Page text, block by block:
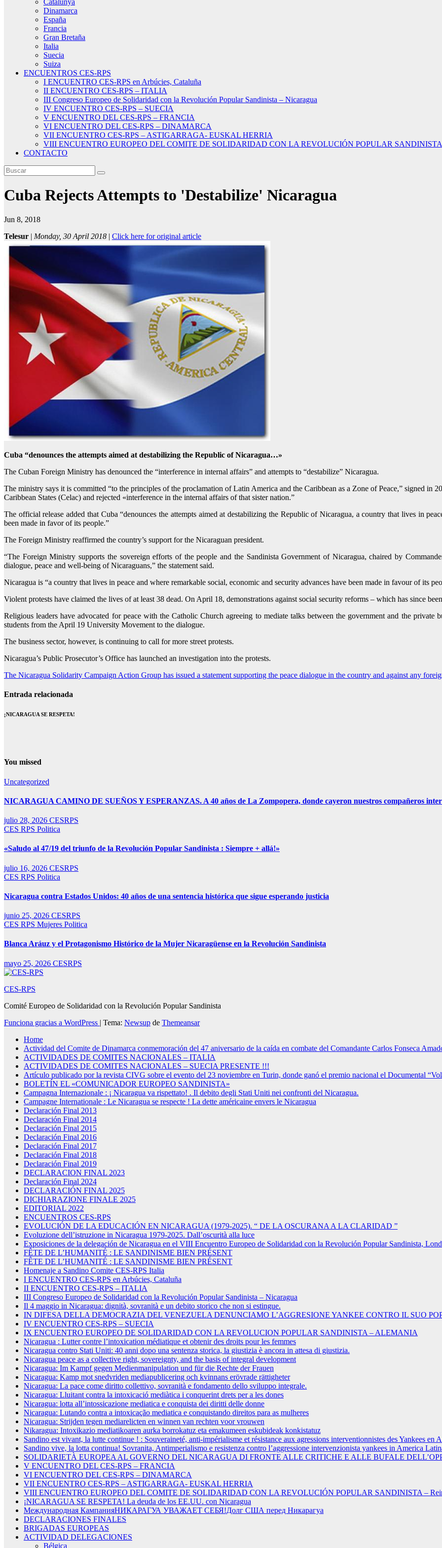
Catalunya
Dinamarca
España
Francia
Gran Bretaña
Italia
Suecia
Suiza
ENCUENTROS CES-RPS
I ENCUENTRO CES-RPS en Arbúcies, Cataluña
II ENCUENTRO CES-RPS – ITALIA
III Congreso Europeo de Solidaridad con la Revolución Popular Sandinista – Nicaragua
IV ENCUENTRO CES-RPS – SUECIA
V ENCUENTRO DEL CES-RPS – FRANCIA
VI ENCUENTRO DEL CES-RPS – DINAMARCA
VII ENCUENTRO CES-RPS – ASTIGARRAGA- EUSKAL HERRIA
VIII ENCUENTRO EUROPEO DEL COMITE DE SOLIDARIDAD CON LA REVOLUCIÓN POPULAR SANDINISTA
CONTACTO
Cuba Rejects Attempts to 'Destabilize' Nicaragua
Jun 8, 2018
Telesur | Monday, 30 April 2018 | Click here for original article
Cuba “denounces the attempts aimed at destabilizing the Republic of Nicaragua…»
The Cuban Foreign Ministry has denounced the “interference in internal affairs” and attempts to “destabilize” Nicaragua.
The ministry says it is committed “to the principles of the proclamation of Latin America and the Caribbean as a Zone of Peace,” signed in
Caribbean States (Celac) and rejected «interference in the internal affairs of that sister nation.”
The official release added that Cuba “denounces the attempts aimed at destabilizing the Republic of Nicaragua, a country that lives in
been made in favor of its people.”
The Foreign Ministry reaffirmed the country’s support for the Nicaraguan president.
“The Foreign Ministry supports the sovereign efforts of the people and the Sandinista Government of Nicaragua, chaired by
dialogue, peace and well-being of Nicaraguans,” the statement said.
Nicaragua is “a country that lives in peace and where remarkable social, economic and security advances have been made in favour of its
Violent protests have claimed the lives of at least 38 dead. On April 18, demonstrations against social security reforms – which has since
Religious leaders have advocated for peace with the Catholic Church agreeing to mediate talks between the government and the private
students from the April 19 University Movement to the dialogue.
The business sector, however, is continuing to call for more street protests.
Nicaragua’s Public Prosecutor’s Office has launched an investigation into the protests.
The Nicaragua Solidarity Campaign Action Group has issued a statement supporting the peace dialogue in the country and against any
Entrada relacionada
¡NICARAGUA SE RESPETA!
You missed
Uncategorized
NICARAGUA CAMINO DE SUEÑOS Y ESPERANZAS. A 40 años de La Zompopera, donde cayeron nuestros compañeros
julio 28, 2026 CESRPS
CES RPS Politica
«Saludo al 47/19 del triunfo de la Revolución Popular Sandinista : Siempre + allá!»
julio 16, 2026 CESRPS
CES RPS Politica
Nicaragua contra Estados Unidos: 40 años de una sentencia histórica que sigue esperando justicia
junio 25, 2026 CESRPS
CES RPS Mujeres Politica
Blanca Aráuz y el Protagonismo Histórico de la Mujer Nicaragüense en la Revolución Sandinista
mayo 25, 2026 CESRPS
CES-RPS
Comité Europeo de Solidaridad con la Revolución Popular Sandinista
Funciona gracias a WordPress | Tema: Newsup de Themeansar
Home
Actividad del Comite de Dinamarca conmemoración del 47 aniversario de la caída en combate del Comandante Carlos Fonseca
ACTIVIDADES DE COMITES NACIONALES – ITALIA
ACTIVIDADES DE COMITES NACIONALES – SUECIA PRESENTE !!!
Artículo publicado por la revista CIVG sobre el evento del 23 noviembre en Turin, donde ganó el premio nacional el Documental
BOLETÍN EL «COMUNICADOR EUROPEO SANDINISTA»
Campagna Internazionale : ¡ Nicaragua va rispettato! . Il debito degli Stati Uniti nei confronti del Nicaragua.
Campagne Internationale : Le Nicaragua se respecte ! La dette américaine envers le Nicaragua
Declaración Final 2013
Declaración Final 2014
Declaración Final 2015
Declaración Final 2016
Declaración Final 2017
Declaración Final 2018
Declaración Final 2019
DECLARACION FINAL 2023
Declaración Final 2024
DECLARACIÓN FINAL 2025
DICHIARAZIONE FINALE 2025
EDITORIAL 2022
ENCUENTROS CES-RPS
EVOLUCIÓN DE LA EDUCACIÓN EN NICARAGUA (1979-2025). “ DE LA OSCURANA A LA CLARIDAD ”
Evoluzione dell’istruzione in Nicaragua 1979-2025. Dall’oscurità alla luce
Exposiciones de la delegación de Nicaragua en el VIII Encuentro Europeo de Solidaridad con la Revolución Popular Sandinista,
FÊTE DE L’HUMANITÉ : LE SANDINISME BIEN PRÉSENT
FÊTE DE L’HUMANITÉ : LE SANDINISME BIEN PRÉSENT
Homenaje a Sandino Comite CES-RPS Italia
I ENCUENTRO CES-RPS en Arbúcies, Cataluña
II ENCUENTRO CES-RPS – ITALIA
III Congreso Europeo de Solidaridad con la Revolución Popular Sandinista – Nicaragua
Il 4 maggio in Nicaragua: dignità, sovranità e un debito storico che non si estingue.
IN DIFESA DELLA DEMOCRAZIA DEL VENEZUELA DENUNCIAMO L’AGGRESIONE YANKEE CONTRO IL SUO
IV ENCUENTRO CES-RPS – SUECIA
IX ENCUENTRO EUROPEO DE SOLIDARIDAD CON LA REVOLUCION POPULAR SANDINISTA – ALEMANIA
Nicaragua : Lutter contre l’intoxication médiatique et obtenir des droits pour les femmes
Nicaragua contro Stati Uniti: 40 anni dopo una sentenza storica, la giustizia è ancora in attesa di giustizia.
Nicaragua peace as a collective right, sovereignty, and the basis of integral development
Nicaragua: Im Kampf gegen Medienmanipulation und für die Rechte der Frauen
Nicaragua: Kamp mot snedvriden mediapublicering och kvinnans erövrade rättigheter
Nicaragua: La pace come diritto collettivo, sovranità e fondamento dello sviluppo integrale.
Nicaragua: Lluitant contra la intoxicació mediàtica i conquerint drets per a les dones
Nicaragua: lotta all’intossicazione mediatica e conquista dei diritti delle donne
Nicaragua: Lutando contra a intoxicação mediatica e conquistando direitos para as mulheres
Nicaragua: Strijden tegen mediarelicten en winnen van rechten voor vrouwen
Nikaragua: Intoxikazio mediatikoaren aurka borrokatuz eta emakumeen eskubideak konkistatuz
Sandino est vivant, la lutte continue ! : Souveraineté, anti-impérialisme et résistance aux agressions interventionnistes des Yankees en
Sandino vive, la lotta continua! Sovranita, Antimperialismo e resistenza contro l’aggressione intervenzionista yankees in America
SOLIDARIETÀ EUROPEA AL GOVERNO DEL NICARAGUA DI FRONTE ALLE CRITICHE E ALLE BUFALE
V ENCUENTRO DEL CES-RPS – FRANCIA
VI ENCUENTRO DEL CES-RPS – DINAMARCA
VII ENCUENTRO CES-RPS – ASTIGARRAGA- EUSKAL HERRIA
VIII ENCUENTRO EUROPEO DEL COMITE DE SOLIDARIDAD CON LA REVOLUCIÓN POPULAR SANDINISTA –
¡NICARAGUA SE RESPETA! La deuda de los EE.UU. con Nicaragua
Международная КампанияНИКАРАГУА УВАЖАЕТ СЕБЯ!Долг США перед Никарагуа
DECLARACIONES FINALES
BRIGADAS EUROPEAS
ACTIVIDAD DELEGACIONES
Bélgica